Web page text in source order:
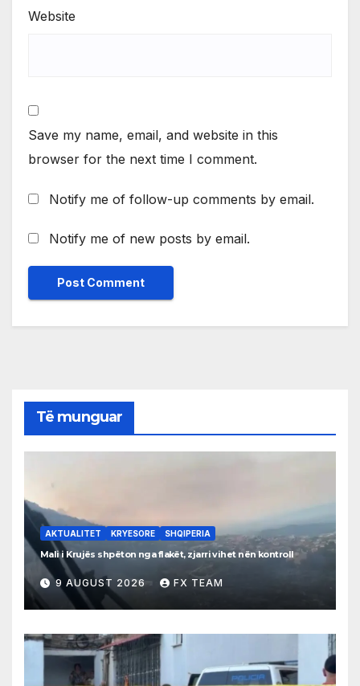
Website
Save my name, email, and website in this
browser for the next time I comment.
Notify me of follow-up comments by email.
Notify me of new posts by email.
Të munguar
AKTUALITET KRYESORE SHQIPERIA
Mali i Krujës shpëton nga flakët, zjarri vihet nën kontroll
9 AUGUST 2026 FX TEAM